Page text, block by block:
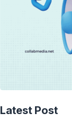
Latest Post